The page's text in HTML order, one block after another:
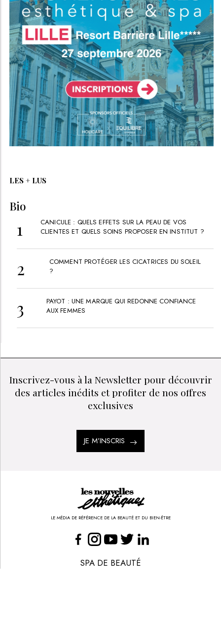
LES + LUS
Bio
CANICULE : QUELS EFFETS SUR LA PEAU DE VOS
CLIENTES ET QUELS SOINS PROPOSER EN INSTITUT ?
COMMENT PROTÉGER LES CICATRICES DU SOLEIL
?
PAYOT : UNE MARQUE QUI REDONNE CONFIANCE
AUX FEMMES
Inscrivez-vous à la Newsletter pour découvrir
des articles inédits et profiter de nos offres
exclusives
JE M’INSCRIS
LE MÉDIA DE RÉFÉRENCE DE LA BEAUTÉ ET DU BIEN-ÊTRE
SPA DE BEAUTÉ